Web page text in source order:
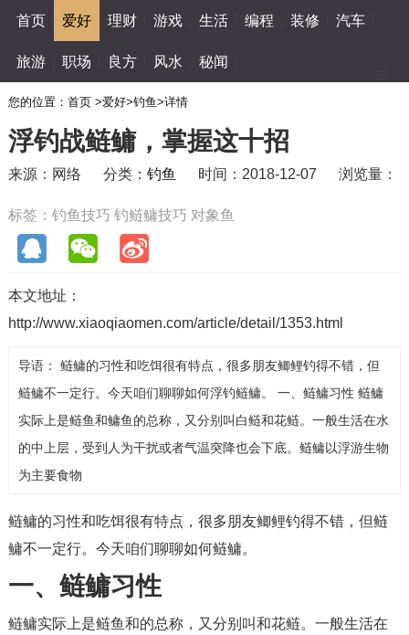
首页 爱好 理财 游戏 生活 编程 装修 汽车
旅游 职场 良方 风水 秘闻
您的位置： 首页 >爱好>钓鱼>详情
浮钓战鲢鳙，掌握这十招
来源：网络 分类： 钓鱼 时间：2018-12-07 浏览量：
标签： 钓鱼技巧 钓鲢鳙技巧 对象鱼
本文地址：
http://www.xiaoqiaomen.com/article/detail/1353.html
导语： 鲢鳙的习性和吃饵很有特点，很多朋友鲫鲤钓得不错，但
鲢鳙不一定行。今天咱们聊聊如何浮钓鲢鳙。 一、鲢鳙习性 鲢鳙
实际上是鲢鱼和鳙鱼的总称，又分别叫白鲢和花鲢。一般生活在水
的中上层，受到人为干扰或者气温突降也会下底。鲢鳙以浮游生物
为主要食物
鲢鳙的习性和吃饵很有特点，很多朋友鲫鲤钓得不错，但鲢
鳙不一定行。今天咱们聊聊如何鲢鳙。
一、鲢鳙习性
鲢鳙实际上是鲢鱼和的总称，又分别叫和花鲢。一般生活在